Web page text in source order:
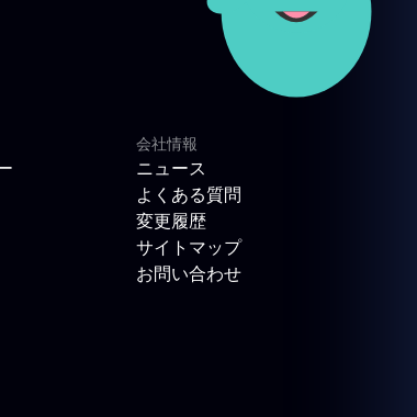
会社情報
ニュース
よくある質問
変更履歴
サイトマップ
お問い合わせ